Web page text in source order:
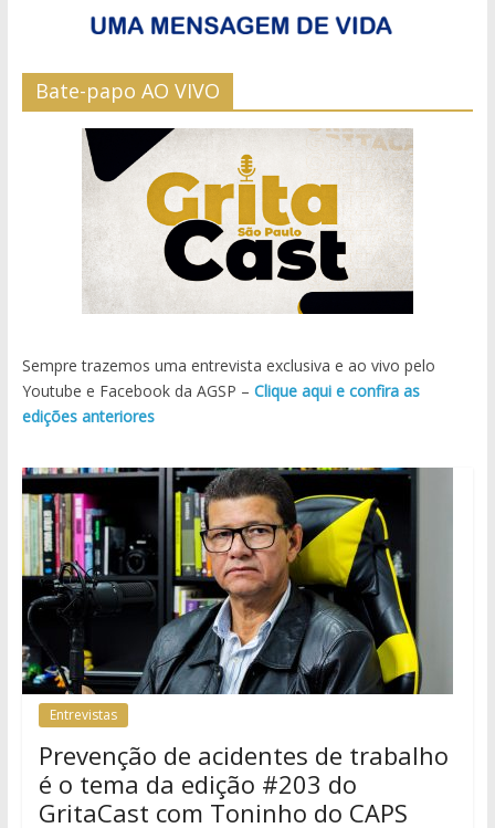
Bate-papo AO VIVO
Sempre trazemos uma entrevista exclusiva e ao vivo pelo
Youtube e Facebook da AGSP – Clique aqui e confira as
edições anteriores
Entrevistas
Prevenção de acidentes de trabalho
é o tema da edição #203 do
GritaCast com Toninho do CAPS